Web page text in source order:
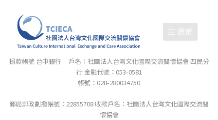
選單
捐款帳號 台中銀行 戶名：社團法人台灣文化國際交流關懷協會 四民分
行 金融代號：053-0581
帳號：028-280034750
郵局郵政劃撥帳號：22855708 收款戶名：社團法人台灣文化國際交流關
懷協會